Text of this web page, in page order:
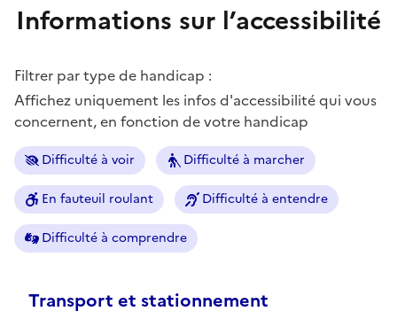
Informations sur l’accessibilité
Filtrer par type de handicap :
Affichez uniquement les infos d'accessibilité qui vous
concernent, en fonction de votre handicap
Difficulté à voir Difficulté à marcher
En fauteuil roulant Difficulté à entendre
Difficulté à comprendre
Transport et stationnement